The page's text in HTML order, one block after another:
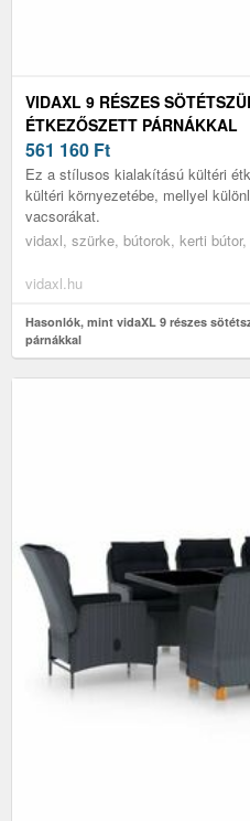
VIDAXL 9 RÉSZES
ÉTKEZŐSZETT PÁRNÁKKAL
561 160 Ft
Ez a stílusos kialakítású kültéri
kültéri környezetébe, mellyel
vacsorákat.
vidaxl, szürke, bútorok, kerti
vidaxl.hu
Hasonlók, mint vidaXL 9 részes
párnákkal